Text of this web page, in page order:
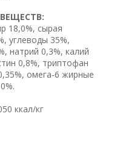
18,0%, сырая
углеводы 35%,
натрий 0,3%, калий
0,8%, триптофан
омега-6 жирные
ккал/кг